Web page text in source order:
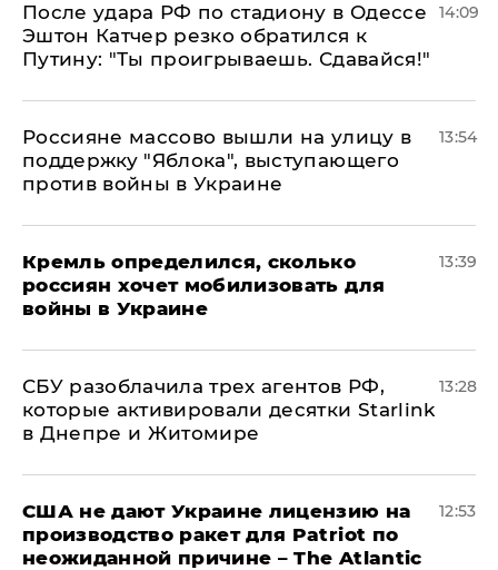
После удара РФ по стадиону в Одессе
Эштон Катчер резко обратился к
Путину: "Ты проигрываешь. Сдавайся!"
14:09
Россияне массово вышли на улицу в
поддержку "Яблока", выступающего
против войны в Украине
13:54
Кремль определился, сколько
россиян хочет мобилизовать для
войны в Украине
13:39
СБУ разоблачила трех агентов РФ,
которые активировали десятки Starlink
в Днепре и Житомире
13:28
США не дают Украине лицензию на
производство ракет для Patriot по
неожиданной причине – The Atlantic
12:53